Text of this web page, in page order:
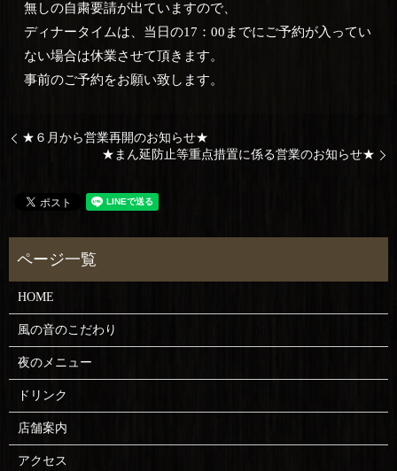
無しの自粛要請が出ていますので、
ディナータイムは、当日の17：00までにご予約が入ってい
ない場合は休業させて頂きます。
事前のご予約をお願い致します。
★６月から営業再開のお知らせ★
★まん延防止等重点措置に係る営業のお知らせ★
HOME
風の音のこだわり
夜のメニュー
ドリンク
店舗案内
アクセス